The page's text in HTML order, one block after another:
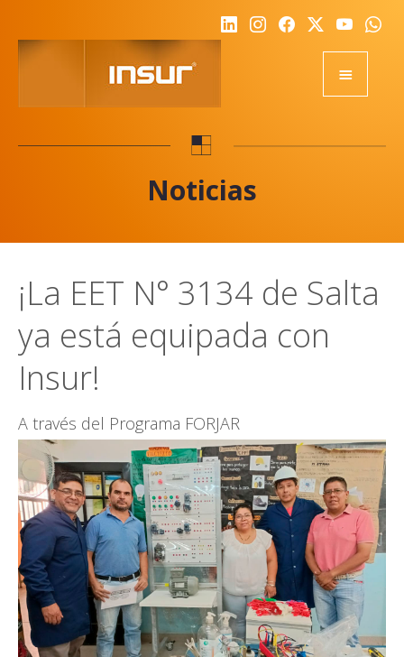
NOSOTROS
Noticias
¡La EET N° 3134 de Salta
ya está equipada con
Insur!
A través del Programa FORJAR